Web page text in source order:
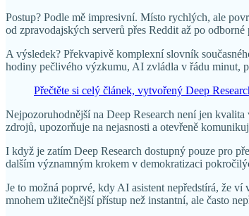
Postup? Podle mě impresivní. Místo rychlých, ale
od zpravodajských serverů přes Reddit až po
A výsledek? Překvapivě komplexní slovník
hodiny pečlivého výzkumu, AI zvládla v řádu minut,
Přečtěte si celý článek, vytvořený Deep
Nejpozoruhodnější na Deep Research není jen
zdrojů, upozorňuje na nejasnosti a otevřeně
I když je zatím Deep Research dostupný pouze pro
dalším významným krokem v demokratizaci
Je to možná poprvé, kdy AI asistent nepředstírá, že
mnohem užitečnější přístup než instantní, ale často